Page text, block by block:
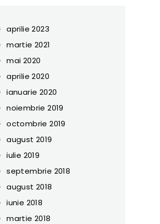
aprilie 2023
martie 2021
mai 2020
aprilie 2020
ianuarie 2020
noiembrie 2019
octombrie 2019
august 2019
iulie 2019
septembrie 2018
august 2018
iunie 2018
martie 2018